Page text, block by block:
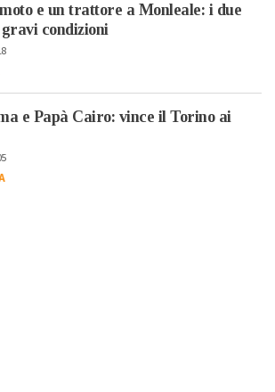
e un trattore a Monleale: i due
condizioni
e Papà Cairo: vince il Torino ai